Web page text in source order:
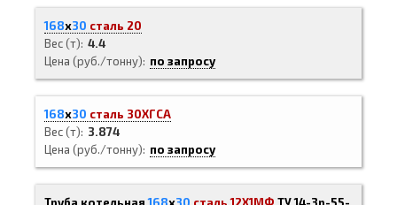
168х30 сталь 20
Вес (т) 4.4
Цена (руб./тонну)
по запросу
168х30 сталь 30ХГСА
Вес (т)
3.874
Цена (руб./тонну)
по запросу